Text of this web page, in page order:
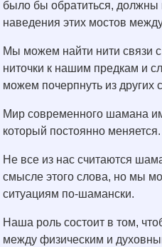
было бы обратиться, должны
наведения этих мостов
Мы можем найти нити связи
ниточки к нашим предкам и
можем почерпнуть из других
Мир современного шамана
который постоянно меняется.
Не все из нас считаются
смысле этого слова, но мы
ситуациям по-шамански.
Наша роль состоит в том,
между физическим и